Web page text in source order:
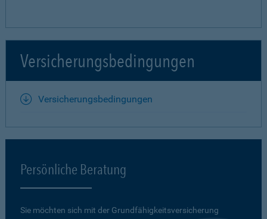
Versicherungsbedingungen
Versicherungsbedingungen
Persönliche Beratung
Sie möchten sich mit der Grundfähigkeits­versicherung